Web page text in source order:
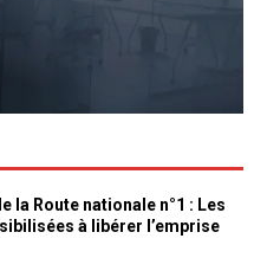
la Route nationale n°1 : Les
à libérer l’emprise